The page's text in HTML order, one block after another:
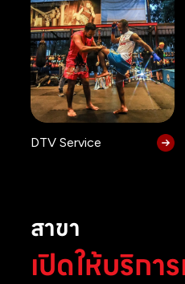
DTV Service
สาขา
เปิดให้บริกา